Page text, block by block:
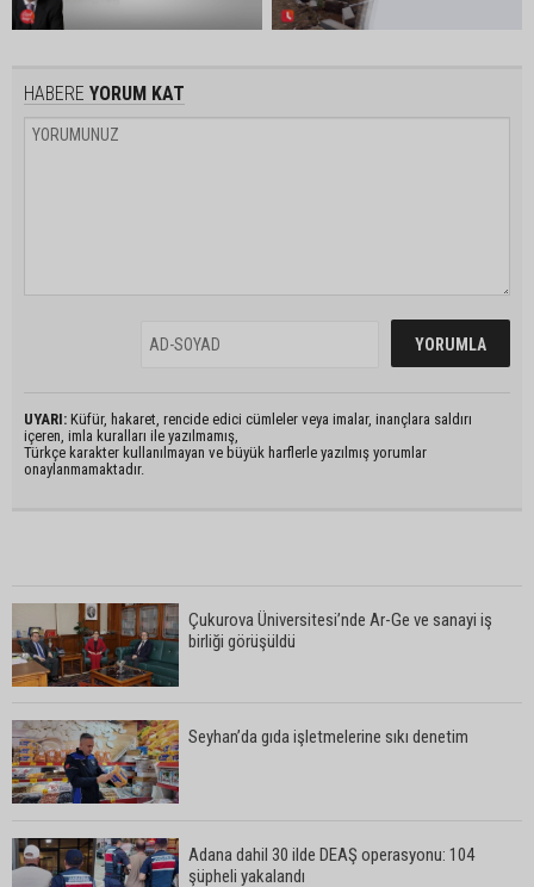
HABERE YORUM KAT
UYARI: Küfür, hakaret, rencide edici cümleler veya imalar, inançlara saldırı
içeren, imla kuralları ile yazılmamış,
Türkçe karakter kullanılmayan ve büyük harflerle yazılmış yorumlar
onaylanmamaktadır.
Çukurova Üniversitesi’nde Ar-Ge ve sanayi iş
birliği görüşüldü
Seyhan’da gıda işletmelerine sıkı denetim
Adana dahil 30 ilde DEAŞ operasyonu: 104
şüpheli yakalandı